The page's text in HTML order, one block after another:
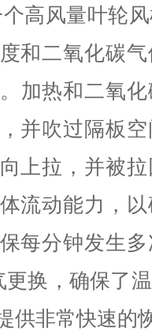
高风量叶轮
和二氧化碳
加热和二氧
并吹过隔板
上拉，并被
流动能力，
每分钟发生
更换，确保了
供非常快速的